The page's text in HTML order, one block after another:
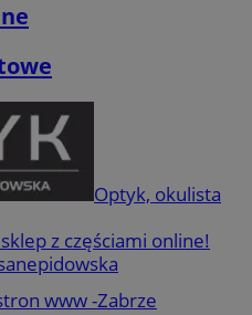
Optyk, okulista
z częściami online!
www -Zabrze